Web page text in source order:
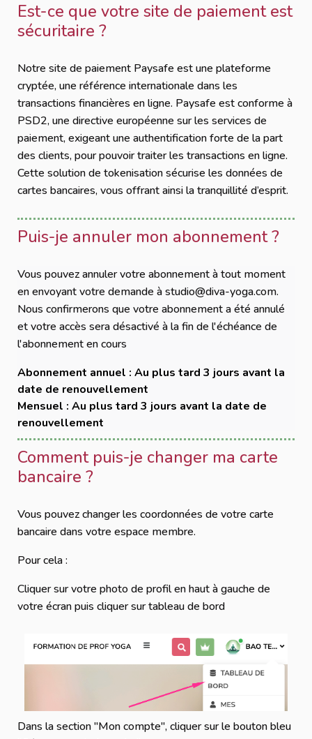
Est-ce que votre site de paiement est
sécuritaire ?
Notre site de paiement Paysafe est une plateforme
cryptée, une référence internationale dans les
transactions financières en ligne. Paysafe est conforme à
PSD2, une directive européenne sur les services de
paiement, exigeant une authentification forte de la part
des clients, pour pouvoir traiter les transactions en ligne.
Cette solution de tokenisation sécurise les données de
cartes bancaires, vous offrant ainsi la tranquillité d’esprit.
Puis-je annuler mon abonnement ?
Vous pouvez annuler votre abonnement à tout moment
en envoyant votre demande à studio@diva-yoga.com.
Nous confirmerons que votre abonnement a été annulé
et votre accès sera désactivé à la fin de l'échéance de
l'abonnement en cours
Abonnement annuel : Au plus tard 3 jours avant la
date de renouvellement
Mensuel : Au plus tard 3 jours avant la date de
renouvellement
Comment puis-je changer ma carte
bancaire ?
Vous pouvez changer les coordonnées de votre carte
bancaire dans votre espace membre.
Pour cela :
Cliquer sur votre photo de profil en haut à gauche de
votre écran puis cliquer sur tableau de bord
Dans la section "Mon compte", cliquer sur le bouton bleu